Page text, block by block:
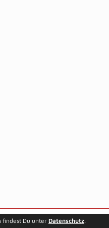
findest Du unter Datenschutz.